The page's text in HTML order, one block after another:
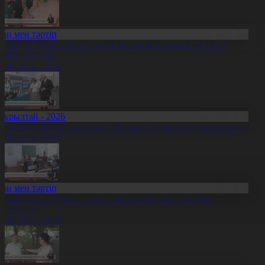
мен тәртіп
10 миллион теңгені заңсыз айналымға енгізген
ұсталды
20:10
- 2026
депутаттарының сайлауына дайындық пысықталды
20:10
мен тәртіп
туралы заңға сәйкес 620 адам түрмеден
20:09